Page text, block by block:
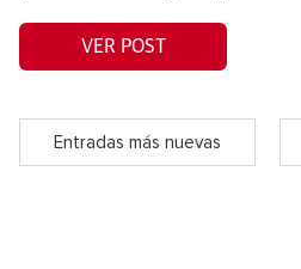
VER POST
Entradas más nuevas